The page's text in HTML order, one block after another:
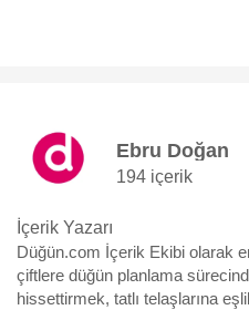
Ebru Doğan
194 içerik
İçerik Yazarı
Düğün.com İçerik Ekibi olarak
çiftlere düğün planlama
hissettirmek, tatlı telaşlarına